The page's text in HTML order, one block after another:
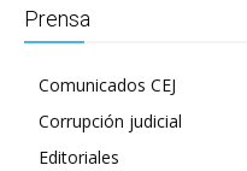
Prensa
Comunicados CEJ
Corrupción judicial
Editoriales